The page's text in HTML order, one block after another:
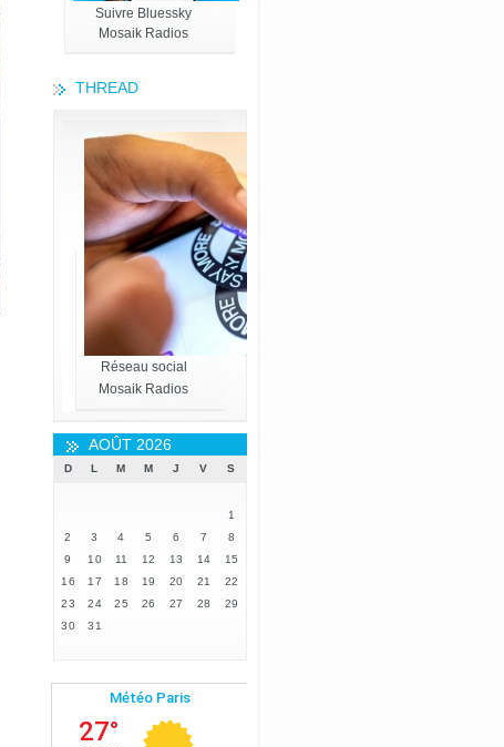
Suivre Bluessky
Mosaik Radios
THREAD
Réseau social
Mosaik Radios
AOÛT 2026
D L M M J V S
1
2
3 4 5 6 7
8
9
10 11 12 13 14
15
16
17 18 19 20 21
22
23
24 25 26 27 28
29
30
31